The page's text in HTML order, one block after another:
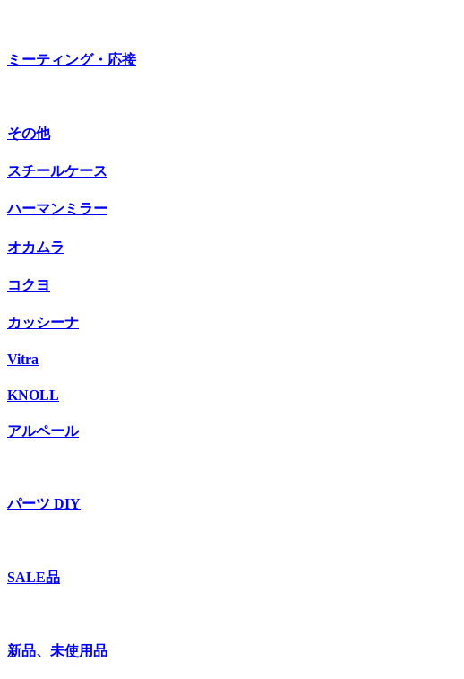
ミーティング・応接
その他
スチールケース
ハーマンミラー
オカムラ
コクヨ
カッシーナ
Vitra
KNOLL
アルペール
パーツ DIY
SALE品
新品、未使用品